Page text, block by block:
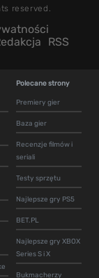
reserved.
RSS
Polecane strony
Premiery gier
Baza gier
Recenzje filmów i
seriali
Testy sprzętu
Najlepsze gry PS5
BET.PL
Najlepsze gry XBOX
Series S i X
Bukmacherzy